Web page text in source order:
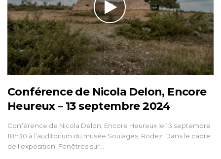
Conférence de Nicola Delon, Encore
Heureux – 13 septembre 2024
Conférence de Nicola Delon, Encore Heureux le 13 septembre
18h30 à l’auditorium du musée Soulages, Rodez. Dans le cadre
de l’exposition, Fenêtres sur…